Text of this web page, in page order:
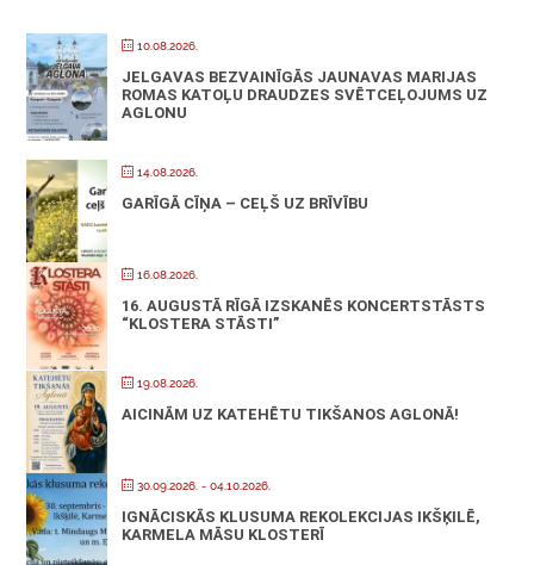
10.08.2026.
JELGAVAS BEZVAINĪGĀS JAUNAVAS MARIJAS
ROMAS KATOĻU DRAUDZES SVĒTCEĻOJUMS UZ
AGLONU
14.08.2026.
GARĪGĀ CĪŅA – CEĻŠ UZ BRĪVĪBU
16.08.2026.
16. AUGUSTĀ RĪGĀ IZSKANĒS KONCERTSTĀSTS
“KLOSTERA STĀSTI”
19.08.2026.
AICINĀM UZ KATEHĒTU TIKŠANOS AGLONĀ!
30.09.2026. - 04.10.2026.
IGNĀCISKĀS KLUSUMA REKOLEKCIJAS IKŠĶILĒ,
KARMELA MĀSU KLOSTERĪ